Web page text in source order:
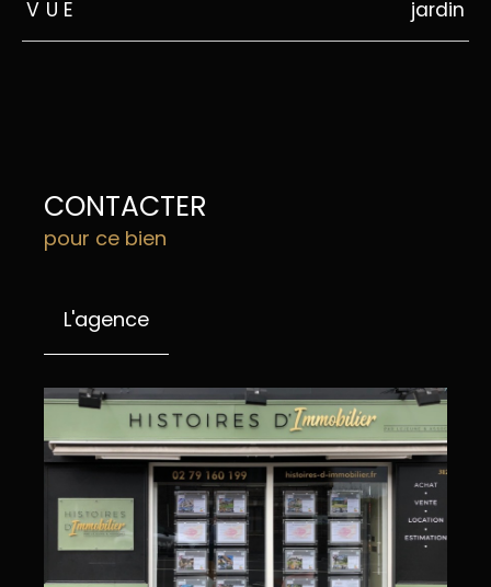
VUE jardin
CONTACTER
pour ce bien
L'agence